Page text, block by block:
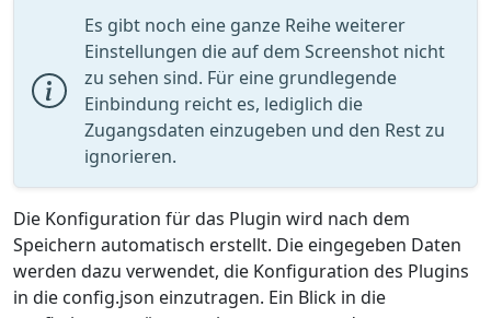
Es gibt noch eine ganze Reihe weiterer
Einstellungen die auf dem Screenshot nicht
zu sehen sind. Für eine grundlegende
Einbindung reicht es, lediglich die
Zugangsdaten einzugeben und den Rest zu
ignorieren.
Die Konfiguration für das Plugin wird nach dem
Speichern automatisch erstellt. Die eingegeben Daten
werden dazu verwendet, die Konfiguration des Plugins
in die config.json einzutragen. Ein Blick in die